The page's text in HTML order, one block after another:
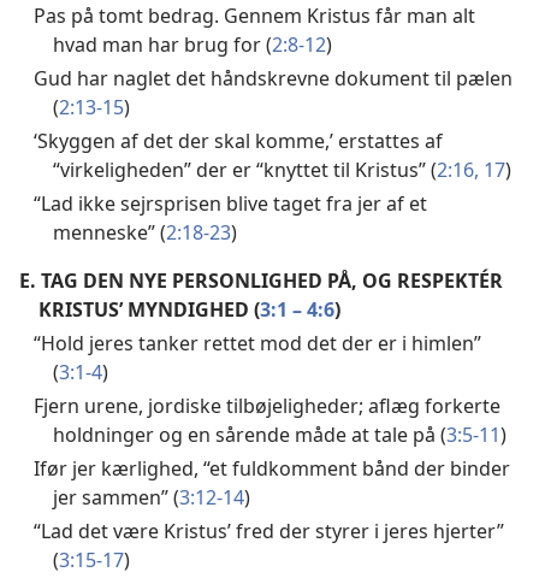
Pas på tomt bedrag. Gennem Kristus får man alt
hvad man har brug for (2:8-12)
Gud har naglet det håndskrevne dokument til pælen
(2:13-15)
‘Skyggen af det der skal komme,’ erstattes af
“virkeligheden” der er “knyttet til Kristus” (2:16, 17)
“Lad ikke sejrsprisen blive taget fra jer af et
menneske” (2:18-23)
E. TAG DEN NYE PERSONLIGHED PÅ, OG RESPEKTÉR
KRISTUS’ MYNDIGHED (3:1 – 4:6)
“Hold jeres tanker rettet mod det der er i himlen”
(3:1-4)
Fjern urene, jordiske tilbøjeligheder; aflæg forkerte
holdninger og en sårende måde at tale på (3:5-11)
Ifør jer kærlighed, “et fuldkomment bånd der binder
jer sammen” (3:12-14)
“Lad det være Kristus’ fred der styrer i jeres hjerter”
(3:15-17)